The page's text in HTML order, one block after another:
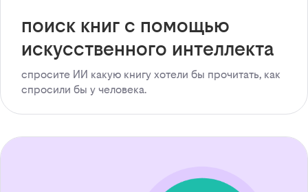
поиск книг с помощью
искусственного интеллекта
спросите ИИ какую книгу хотели бы прочитать, как
спросили бы у человека.